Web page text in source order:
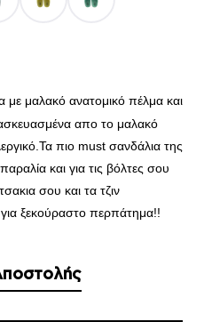
με μαλακό ανατομικό πέλμα και
απο το μαλακό
πιο must σανδάλια της
και για τις βόλτες σου
σου και τα τζιν
για ξεκούραστο περπάτημα!!